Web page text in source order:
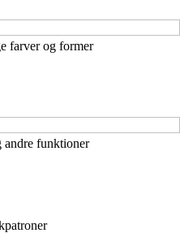
farver og former
andre funktioner